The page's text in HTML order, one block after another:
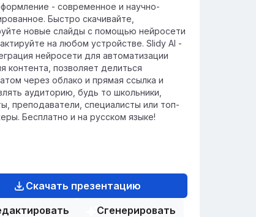
- современное и научно-
Быстро скачивайте,
новые слайды с помощью нейросети
на любом устройстве. Slidy AI -
нейросети для автоматизации
контента, позволяет делиться
через облако и прямая ссылка и
аудиторию, будь то школьники,
преподаватели, специалисты или топ-
Бесплатно и на русском языке!
Скачать презентацию
Сгенерировать